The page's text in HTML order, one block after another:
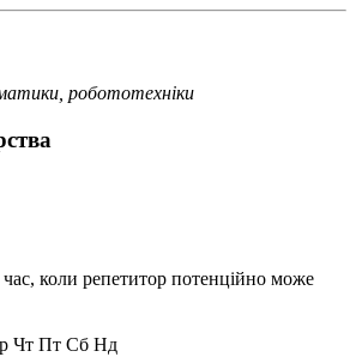
робототехніки
час, коли репетитор потенційно може
Чт Пт Сб Нд